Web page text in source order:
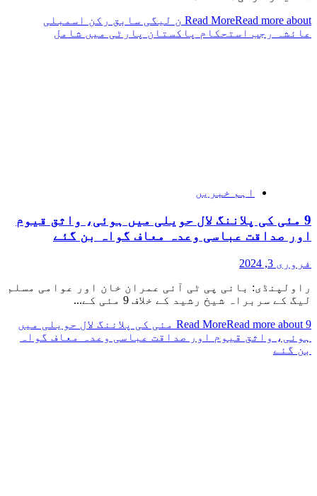
Read More Read more about ن لیگی سابق رکن اسمبلی
عائشہ رجب استحکام پاکستان پارٹی میں شامل
اہم خبریں
9 مئی کی پلاننگ لال حویلی میں ہوئی، واثق قیوم
اور صداقت عباسی وعدہ معاف گواہ بن گئے
فروری 3, 2024
راولپنڈی: بانی پی ٹی آئی عمران خان اور عوامی مسلم
لیگ کے سربراہ شیخ رشید کے خلاف 9 مئی کے...
Read More Read more about 9 مئی کی پلاننگ لال حویلی میں
ہوئی، واثق قیوم اور صداقت عباسی وعدہ معاف گواہ
بن گئے